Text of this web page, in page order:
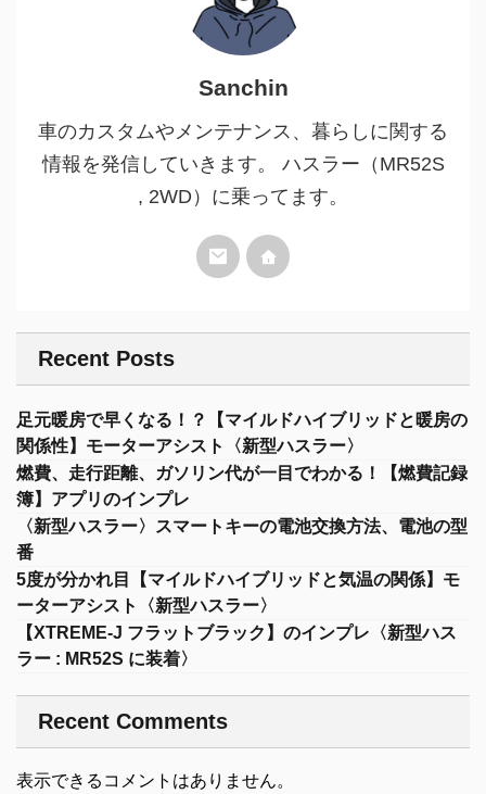
Sanchin
車のカスタムやメンテナンス、暮らしに関する
情報を発信していきます。 ハスラー（MR52S
, 2WD）に乗ってます。
Recent Posts
足元暖房で早くなる！？【マイルドハイブリッドと暖房の
関係性】モーターアシスト〈新型ハスラー〉
燃費、走行距離、ガソリン代が一目でわかる！【燃費記録
簿】アプリのインプレ
〈新型ハスラー〉スマートキーの電池交換方法、電池の型
番
5度が分かれ目【マイルドハイブリッドと気温の関係】モ
ーターアシスト〈新型ハスラー〉
【XTREME-J フラットブラック】のインプレ〈新型ハス
ラー : MR52S に装着〉
Recent Comments
表示できるコメントはありません。